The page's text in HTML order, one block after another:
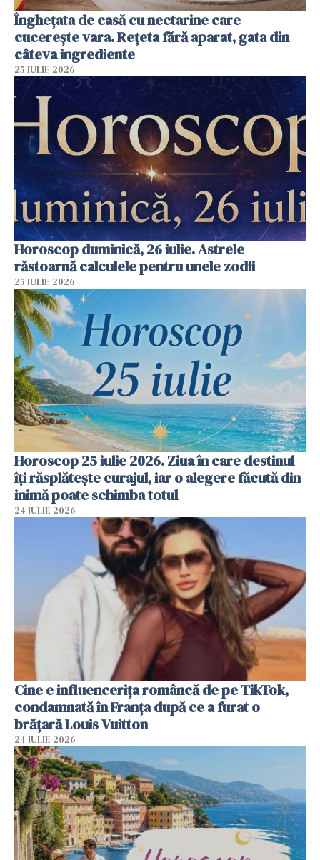
Înghețata de casă cu nectarine care
cucerește vara. Rețeta fără aparat, gata din
câteva ingrediente
25 IULIE 2026
Horoscop duminică, 26 iulie. Astrele
răstoarnă calculele pentru unele zodii
25 IULIE 2026
Horoscop 25 iulie 2026. Ziua în care destinul
îți răsplătește curajul, iar o alegere făcută din
inimă poate schimba totul
24 IULIE 2026
Cine e influencerița româncă de pe TikTok,
condamnată în Franța după ce a furat o
brățară Louis Vuitton
24 IULIE 2026